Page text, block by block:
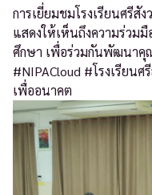
การเยี่ยมชมโรงเรียนศรีสั
แสดงให้เห็นถึงความร่วม
ศึกษา เพื่อร่วมกันพัฒนาคุ
#NIPACloud #โรงเรียนศ
เพื่ออนาคต